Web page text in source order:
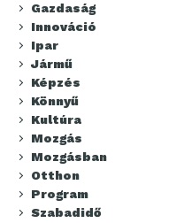
Gazdaság
Innováció
Ipar
Jármű
Képzés
Könnyű
Kultúra
Mozgás
Mozgásban
Otthon
Program
Szabadidő